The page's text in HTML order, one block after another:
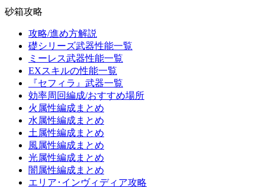
砂箱攻略
攻略/進め方解説
礎シリーズ武器性能一覧
ミーレス武器性能一覧
EXスキルの性能一覧
『セフィラ』武器一覧
効率周回編成/おすすめ場所
火属性編成まとめ
水属性編成まとめ
土属性編成まとめ
風属性編成まとめ
光属性編成まとめ
闇属性編成まとめ
エリア･インヴィディア攻略